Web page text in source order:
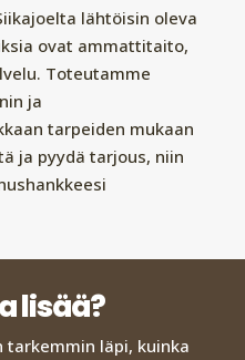
lähtöisin oleva
ovat ammattitaito,
Toteutamme
ja
tarpeiden mukaan
ja pyydä tarjous, niin
lisää?
läpi, kuinka